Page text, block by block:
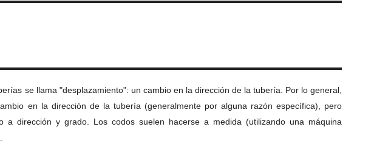
se llama "desplazamiento": un cambio en la dirección de la tubería. Por lo general,
en la dirección de la tubería (generalmente por alguna razón específica), pero
a dirección y grado. Los codos suelen hacerse a medida (utilizando una máquina